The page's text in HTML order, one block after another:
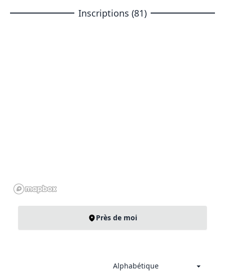
Inscriptions (81)
Près de moi